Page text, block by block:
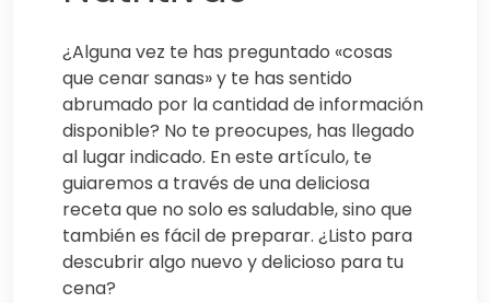
¿Alguna vez te has preguntado «cosas
que cenar sanas» y te has sentido
abrumado por la cantidad de información
disponible? No te preocupes, has llegado
al lugar indicado. En este artículo, te
guiaremos a través de una deliciosa
receta que no solo es saludable, sino que
también es fácil de preparar. ¿Listo para
descubrir algo nuevo y delicioso para tu
cena?